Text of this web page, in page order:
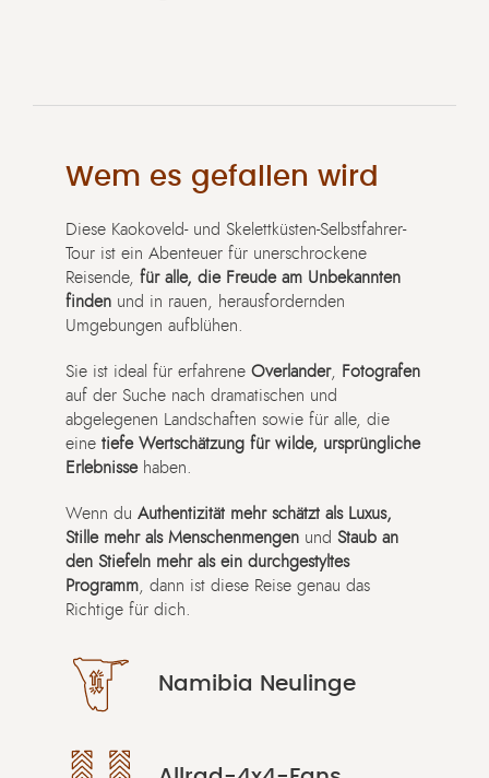
Wem es gefallen wird
Diese Kaokoveld- und Skelettküsten-Selbstfahrer-
Tour ist ein Abenteuer für unerschrockene
Reisende, für alle, die Freude am Unbekannten
finden und in rauen, herausfordernden
Umgebungen aufblühen.
Sie ist ideal für erfahrene Overlander,
Fotografen
auf der Suche nach dramatischen und
abgelegenen Landschaften sowie für alle, die
eine tiefe Wertschätzung für wilde, ursprüngliche
Erlebnissehaben.
Wenn du Authentizität mehr schätzt als Luxus,
Stille mehr als Menschenmengen und Staub an
den Stiefeln mehr als ein durchgestyltes
Programm , dann ist diese Reise genau das
Richtige für dich.
Namibia Neulinge